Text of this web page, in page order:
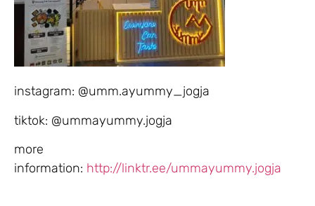
instagram: @umm.ayummy_jogja
tiktok: @ummayummy.jogja
more
information: http://linktr.ee/ummayummy.jogja